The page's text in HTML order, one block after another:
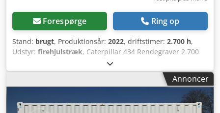
Forespørge Ring op
Stand: brugt, Produktionsår: 2022, driftstimer: 2.700 h,
Udstyr: firehjulstræk, Caterpillar 434 Rendegraver 2.700
timer * Modelnummer: 434 * Årgang: 2022 * Arbejdsvægt:
9.520 kg Csdjzr Tqwspfx Agtjrf * Top stand
Annoncer